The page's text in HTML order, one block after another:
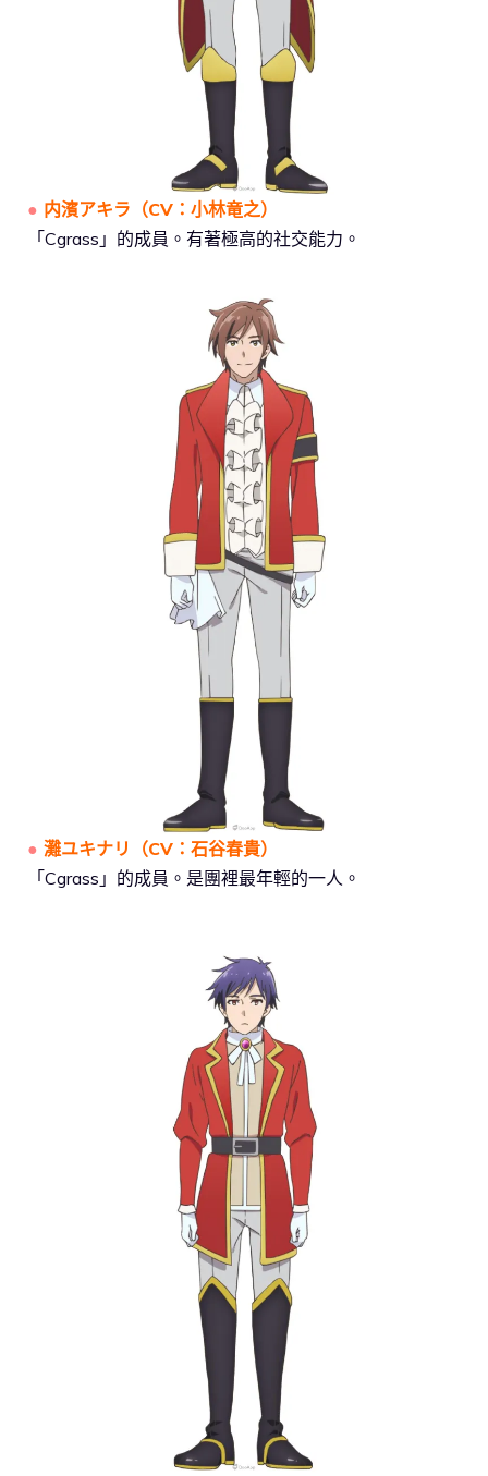
● 内濱アキラ （CV：小林竜之）
「Cgrass」的成員。有著極高的社交能力。
● 灘ユキナリ （CV：石谷春貴）
「Cgrass」的成員。是團裡最年輕的一人。